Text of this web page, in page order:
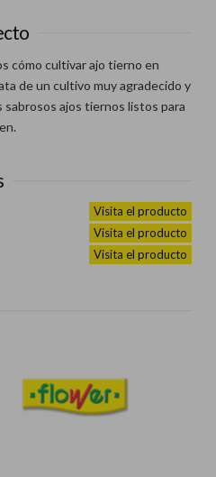
cómo cultivar ajo tierno en
de un cultivo muy agradecido y
ajos tiernos listos para
Visita el producto
Visita el producto
Visita el producto